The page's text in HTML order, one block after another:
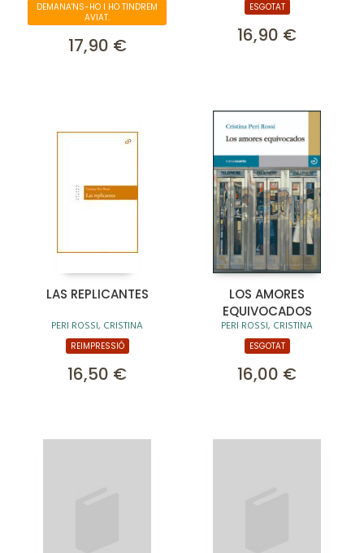
DEMANA'NS-HO I HO TINDREM
AVIAT.
17,90 €
ESGOTAT
16,90 €
LAS REPLICANTES
PERI ROSSI, CRISTINA
REIMPRESSIÓ
16,50 €
LOS AMORES
EQUIVOCADOS
PERI ROSSI, CRISTINA
ESGOTAT
16,00 €